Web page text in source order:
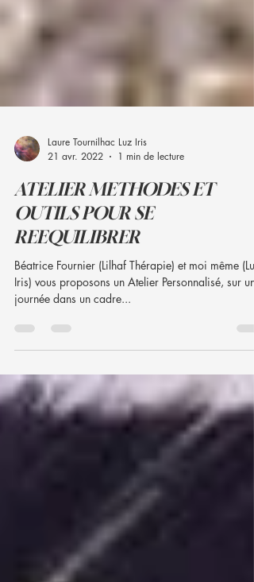
21 avr. 2022
1 min de lecture
ATELIER METHODES ET
OUTILS POUR SE
REEQUILIBRER
Béatrice Fournier (Lilhaf Thérapie) et moi même (Luz
journée dans un cadre...